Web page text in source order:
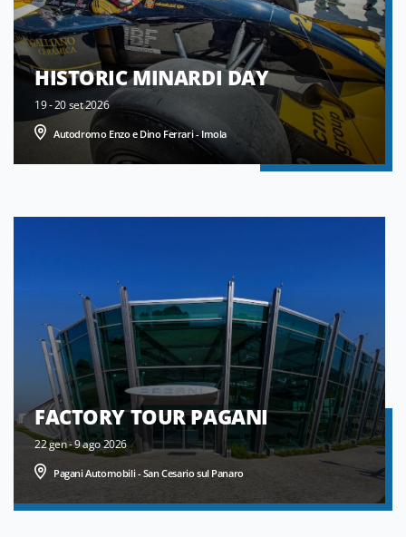
HISTORIC MINARDI DAY
19 - 20 set 2026
Autodromo Enzo e Dino Ferrari - Imola
FACTORY TOUR PAGANI
22 gen - 9 ago 2026
Pagani Automobili - San Cesario sul Panaro